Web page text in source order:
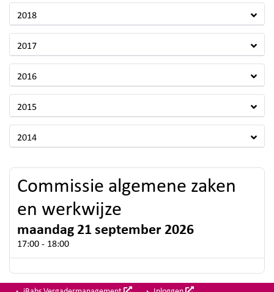
2018
2017
2016
2015
2014
Commissie algemene zaken
en werkwijze
maandag 21 september 2026
17:00 - 18:00